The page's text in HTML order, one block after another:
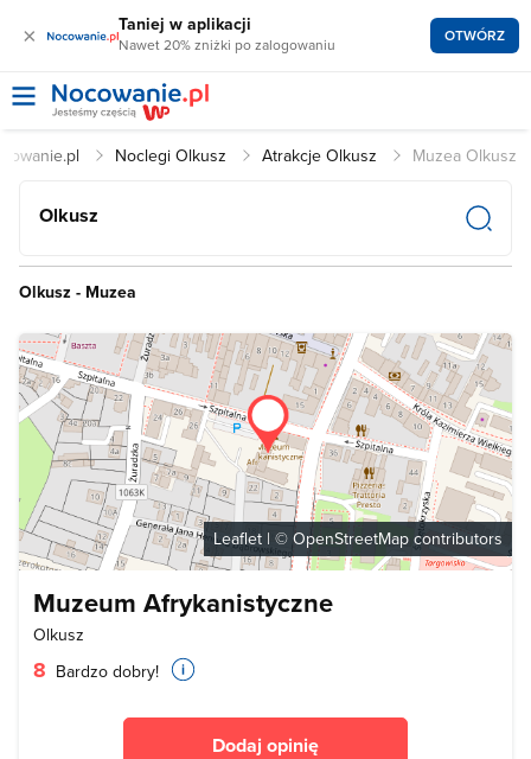
× Taniej w aplikacji
Nawet 20% zniżki po zalogowaniu OTWÓRZ
Noclegi Olkusz Atrakcje Olkusz Muzea Olkusz
Olkusz
Olkusz - Muzea
Leaflet | © OpenStreetMap contributors
Muzeum Afrykanistyczne
Olkusz
8 Bardzo dobry!
Dodaj opinię